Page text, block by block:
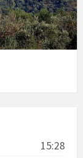
Zafon
15:28